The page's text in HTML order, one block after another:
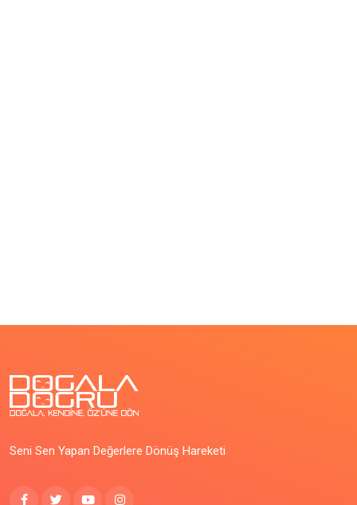
Seni Sen Yapan Değerlere Dönüş Hareketi